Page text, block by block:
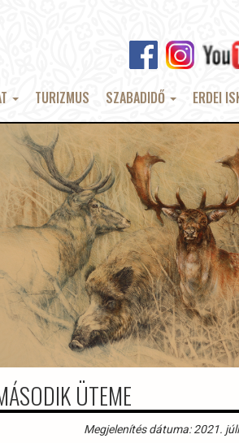
TURIZMUS SZABADIDŐ ERDEI
ÜTEME
Megjelenítés dátuma: 2021.